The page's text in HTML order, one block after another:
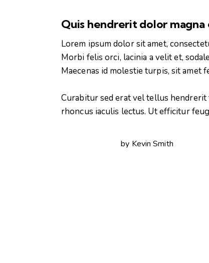
Quis hendrerit dolor
Lorem ipsum dolor sit amet,
Morbi felis orci, lacinia a velit et,
Maecenas id molestie turpis, sit amet
Curabitur sed erat vel tellus
rhoncus iaculis lectus. Ut efficitur
by Kevin Smith